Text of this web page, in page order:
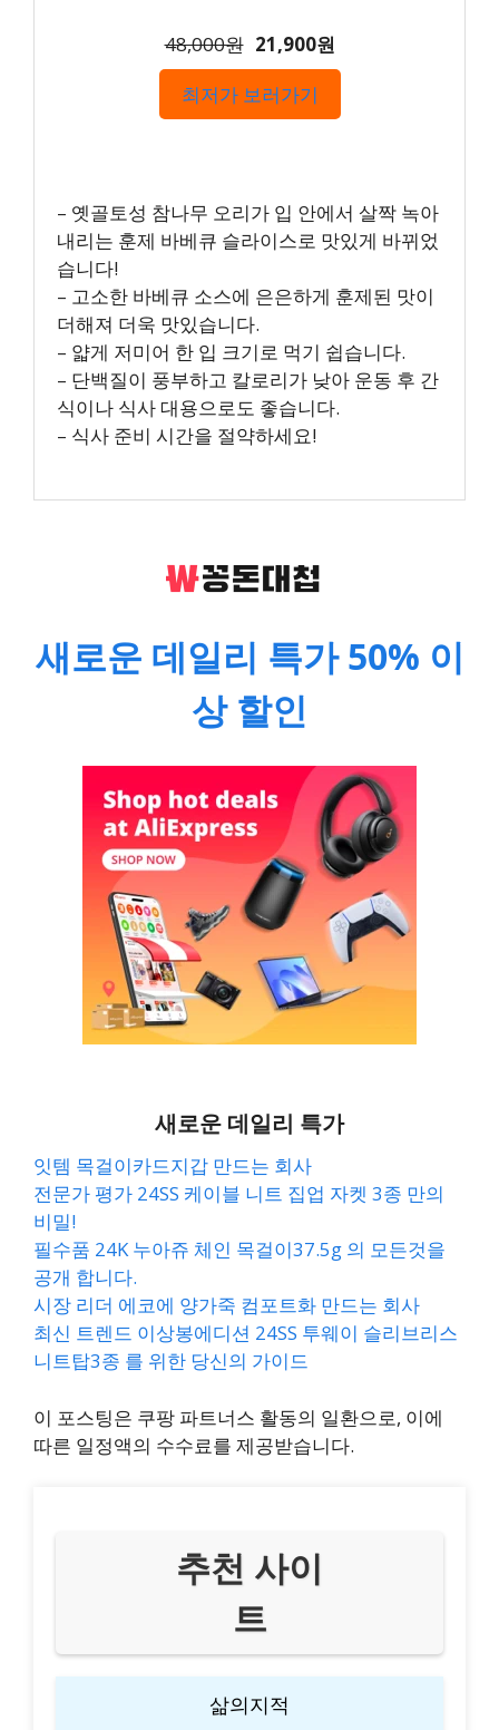
48,000원 21,900원
최저가 보러가기
– 옛골토성 참나무 오리가 입 안에서 살짝 녹아
내리는 훈제 바베큐 슬라이스로 맛있게 바뀌었
습니다!
– 고소한 바베큐 소스에 은은하게 훈제된 맛이
더해져 더욱 맛있습니다.
– 얇게 저미어 한 입 크기로 먹기 쉽습니다.
– 단백질이 풍부하고 칼로리가 낮아 운동 후 간
식이나 식사 대용으로도 좋습니다.
– 식사 준비 시간을 절약하세요!
새로운 데일리 특가 50% 이
상 할인
새로운 데일리 특가
잇템 목걸이카드지갑 만드는 회사
전문가 평가 24SS 케이블 니트 집업 자켓 3종 만의
비밀!
필수품 24K 누아쥬 체인 목걸이37.5g 의 모든것을
공개 합니다.
시장 리더 에코에 양가죽 컴포트화 만드는 회사
최신 트렌드 이상봉에디션 24SS 투웨이 슬리브리스
니트탑3종 를 위한 당신의 가이드
이 포스팅은 쿠팡 파트너스 활동의 일환으로, 이에
따른 일정액의 수수료를 제공받습니다.
추천 사이
트
삶의지적